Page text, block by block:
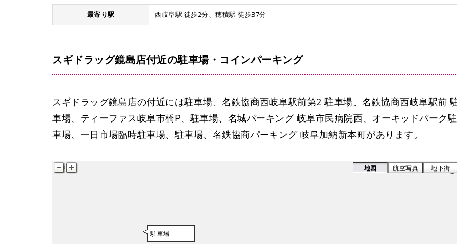
最寄り駅 西岐阜駅 徒歩2分、穂積駅 徒歩37分
スギドラッグ鏡島店付近の駐車場・コインパーキング
スギドラッグ鏡島店の付近には駐車場、名鉄協商西岐阜駅前第2 駐車場、名鉄協商西岐阜駅前
車場、ティーファス岐阜市橋P、駐車場、名城パーキング 岐阜市民病院西、オーキッドパーク駐
車場、一日市場臨時駐車場、駐車場、名鉄協商パーキング 岐阜加納新本町があります。
駐車場
地図 航空写真 地下街